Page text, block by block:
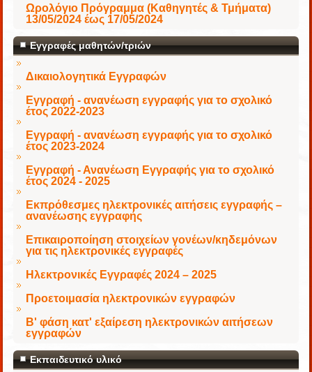
Ωρολόγιο Πρόγραμμα (Καθηγητές & Τμήματα)
13/05/2024 έως 17/05/2024
Εγγραφές μαθητών/τριών
Δικαιολογητικά Εγγραφών
Εγγραφή - ανανέωση εγγραφής για το σχολικό
έτος 2022-2023
Εγγραφή - ανανέωση εγγραφής για το σχολικό
έτος 2023-2024
Εγγραφή - Ανανέωση Εγγραφής για το σχολικό
έτος 2024 - 2025
Εκπρόθεσμες ηλεκτρονικές αιτήσεις εγγραφής –
ανανέωσης εγγραφής
Επικαιροποίηση στοιχείων γονέων/κηδεμόνων
για τις ηλεκτρονικές εγγραφές
Ηλεκτρονικές Εγγραφές 2024 – 2025
Προετοιμασία ηλεκτρονικών εγγραφών
Β' φάση κατ' εξαίρεση ηλεκτρονικών αιτήσεων
εγγραφών
Εκπαιδευτικό υλικό